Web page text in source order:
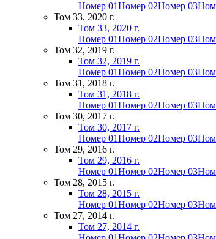
Номер 01Номер 02Номер 03
Том 33, 2020 г.
Том 33, 2020 г.
Номер 01Номер 02Номер 03
Том 32, 2019 г.
Том 32, 2019 г.
Номер 01Номер 02Номер 03
Том 31, 2018 г.
Том 31, 2018 г.
Номер 01Номер 02Номер 03
Том 30, 2017 г.
Том 30, 2017 г.
Номер 01Номер 02Номер 03
Том 29, 2016 г.
Том 29, 2016 г.
Номер 01Номер 02Номер 03
Том 28, 2015 г.
Том 28, 2015 г.
Номер 01Номер 02Номер 03
Том 27, 2014 г.
Том 27, 2014 г.